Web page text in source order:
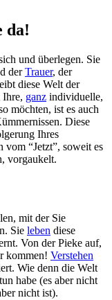
da!
und überlegen. Sie
derTrauer, der
diese Welt der
Ihre, ganz individuelle,
möchten, ist es auch
Diese
Ihres
vom “Jetzt”, soweit es
vorgaukelt.
mit der Sie
Sie leben diese
Von der Pieke auf,
kommen! Verstehen
Wie denn die Welt
habe (es aber nicht
nicht ist).